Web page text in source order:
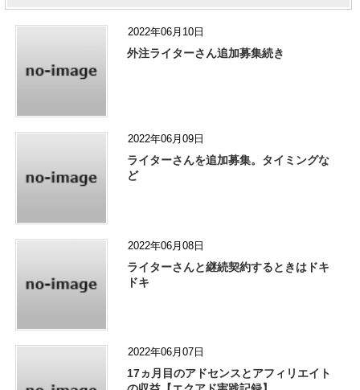
2022年06月10日
外注ライターさん追加募集続き
2022年06月09日
ライターさんを追加募集。タイミングな
ど
2022年06月08日
ライターさんと継続契約するときはドキ
ドキ
2022年06月07日
17ヵ月目のアドセンスとアフィリエイト